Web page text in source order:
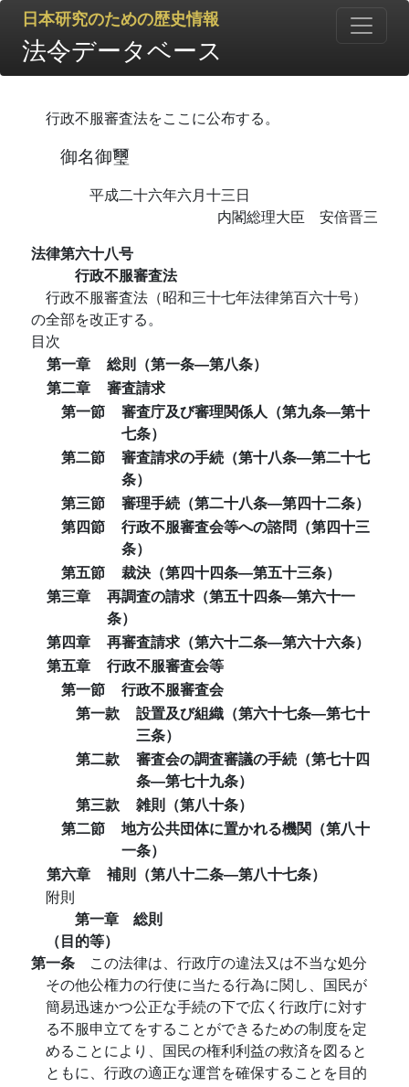
日本研究のための歴史情報
法令データベース
行政不服審査法をここに公布する。
御名御璽
平成二十六年六月十三日
内閣総理大臣 安倍晋三
法律第六十八号
行政不服審査法
行政不服審査法（昭和三十七年法律第百六十号）
の全部を改正する。
目次
第一章
総則（第一条―第八条）
第二章
審査請求
第一節
審査庁及び審理関係人（第九条―第十
七条）
第二節
審査請求の手続（第十八条―第二十七
条）
第三節
審理手続（第二十八条―第四十二条）
第四節
行政不服審査会等への諮問（第四十三
条）
第五節
裁決（第四十四条―第五十三条）
第三章
再調査の請求（第五十四条―第六十一
条）
第四章
再審査請求（第六十二条―第六十六条）
第五章
行政不服審査会等
第一節
行政不服審査会
第一款
設置及び組織（第六十七条―第七十
三条）
第二款
審査会の調査審議の手続（第七十四
条―第七十九条）
第三款
雑則（第八十条）
第二節
地方公共団体に置かれる機関（第八十
一条）
第六章
補則（第八十二条―第八十七条）
附則
第一章 総則
（目的等）
第一条 この法律は、行政庁の違法又は不当な処分
その他公権力の行使に当たる行為に関し、国民が
簡易迅速かつ公正な手続の下で広く行政庁に対す
る不服申立てをすることができるための制度を定
めることにより、国民の権利利益の救済を図ると
ともに、行政の適正な運営を確保することを目的